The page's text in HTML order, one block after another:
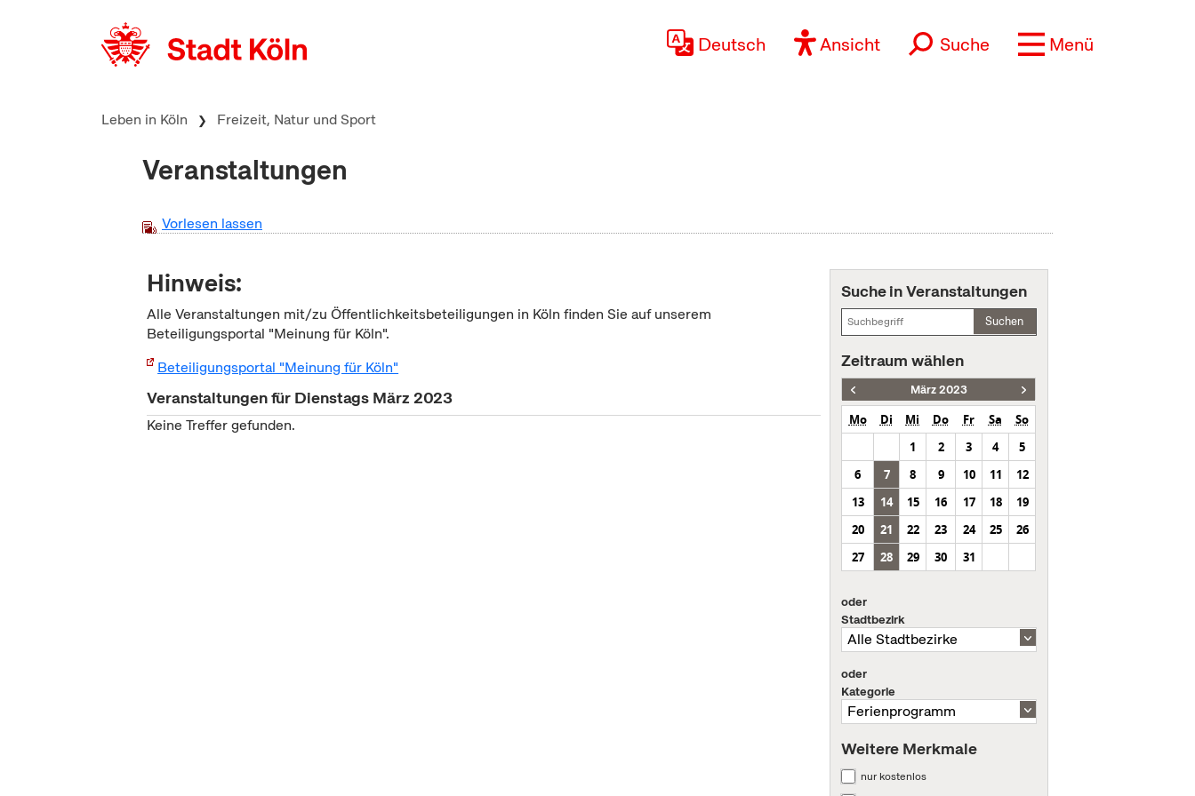
Deutsch Ansicht Suche Menü
Leben in Köln Freizeit, Natur und Sport
Veranstaltungen
Vorlesen lassen
Hinweis:
Alle Veranstaltungen mit/zu Öffentlichkeitsbeteiligungen in Köln finden Sie auf unserem
Beteiligungsportal "Meinung für Köln".
Beteiligungsportal "Meinung für Köln"
Veranstaltungen für Dienstags März 2023
Keine Treffer gefunden.
Suche in Veranstaltungen
Suchen
Zeitraum wählen
März 2023
Mo Di Mi Do Fr Sa
So
1
2 3 4
5
6
7 8 9 10 11
12
13
14 15 16 17 18
19
20
21 22 23 24 25
26
27
28 29 30 31
oder
Stadtbezirk
oder
Kategorie
Weitere Merkmale
nur kostenlos